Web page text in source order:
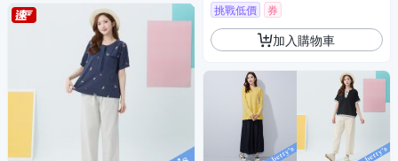
挑戰低價 券
加入購物車